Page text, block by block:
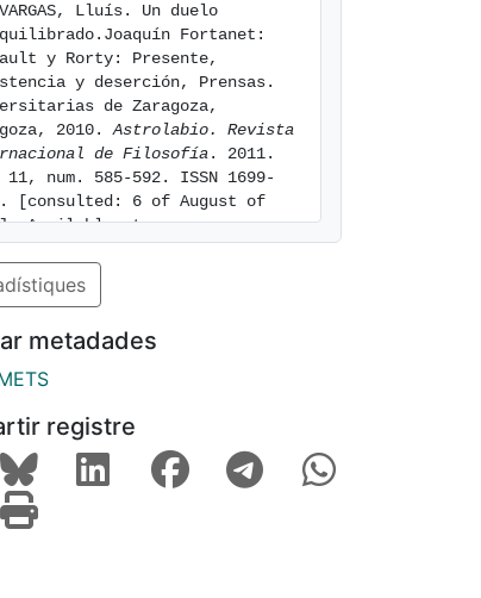
VARGAS, Lluís. Un duelo
Fortanet:
y Rorty: Presente,
y deserción, Prensas.
de Zaragoza,
2010. Astrolabio. Revista
de Filosofía. 2011.
num. 585-592. ISSN 1699-
[consulted: 6 of August of
Available at:
metadades
registre